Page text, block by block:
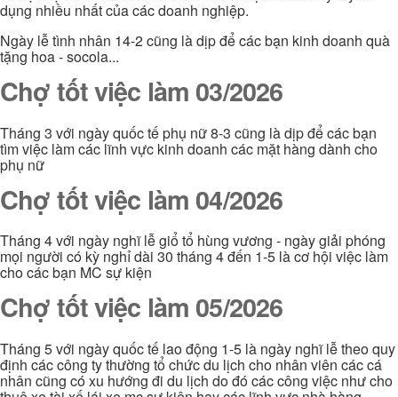
dụng nhiều nhất của các doanh nghiệp.
Ngày lễ tình nhân 14-2 cũng là dịp để các bạn kinh doanh quà
tặng hoa - socola...
Chợ tốt việc làm 03/2026
Tháng 3 với ngày quốc tế phụ nữ 8-3 cũng là dịp để các bạn
tìm việc làm các lĩnh vực kinh doanh các mặt hàng dành cho
phụ nữ
Chợ tốt việc làm 04/2026
Tháng 4 với ngày nghĩ lễ giổ tổ hùng vương - ngày giải phóng
mọi người có kỳ nghỉ dài 30 tháng 4 đến 1-5 là cơ hội việc làm
cho các bạn MC sự kiện
Chợ tốt việc làm 05/2026
Tháng 5 với ngày quốc tế lao động 1-5 là ngày nghĩ lễ theo quy
định các công ty thường tổ chức du lịch cho nhân viên các cá
nhân cũng có xu hướng đi du lịch do đó các công việc như cho